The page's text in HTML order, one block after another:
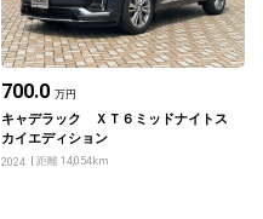
700.0 万円
キャデラック ＸＴ６ミッドナイトス
カイエディション
2024 距離 14,054km